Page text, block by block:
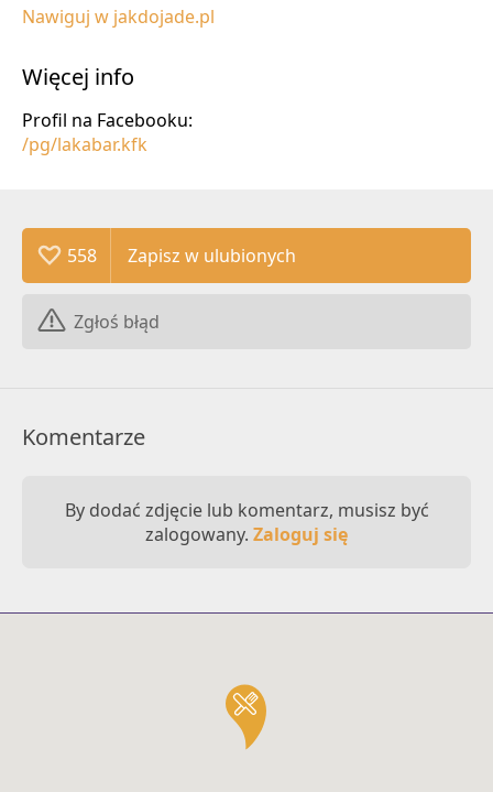
Nawiguj w jakdojade.pl
Więcej info
Profil na Facebooku:
/pg/lakabar.kfk
558
Zgłoś błąd
Komentarze
By dodać zdjęcie lub komentarz, musisz być
zalogowany. Zaloguj się